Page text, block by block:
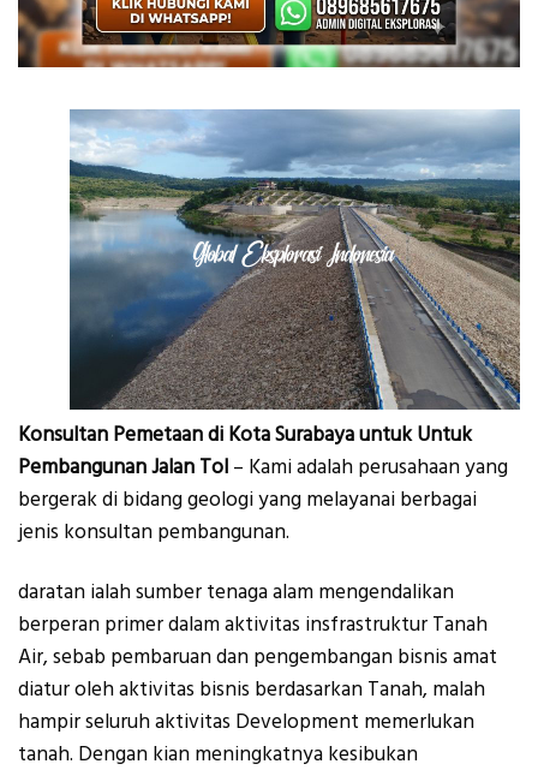
Konsultan Pemetaan di Kota Surabaya untuk Untuk
Pembangunan Jalan Tol – Kami adalah perusahaan yang
bergerak di bidang geologi yang melayanai berbagai
jenis konsultan pembangunan.
daratan ialah sumber tenaga alam mengendalikan
berperan primer dalam aktivitas insfrastruktur Tanah
Air, sebab pembaruan dan pengembangan bisnis amat
diatur oleh aktivitas bisnis berdasarkan Tanah, malah
hampir seluruh aktivitas Development memerlukan
tanah. Dengan kian meningkatnya kesibukan